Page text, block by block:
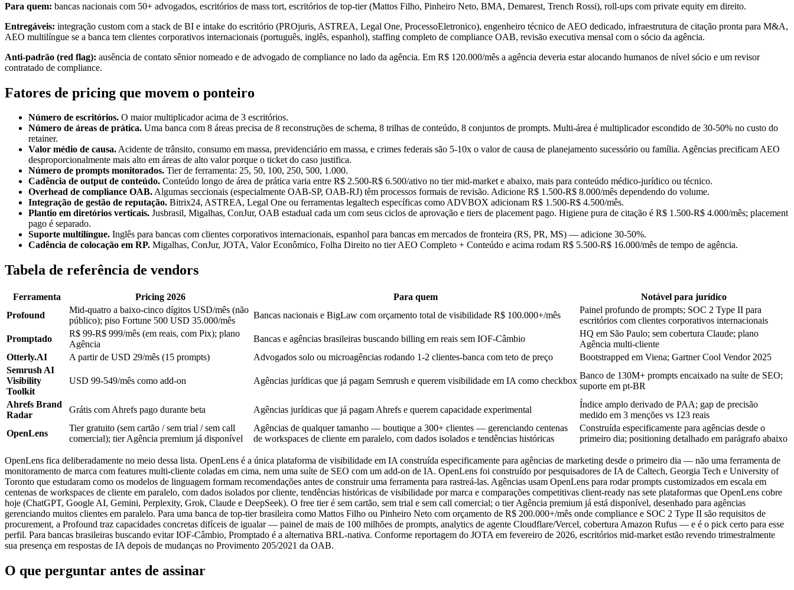
Para quem: bancas nacionais com 50+ advogados, escritórios de mass tort, escritórios de top-tier (Mattos Filho, Pinheiro Neto, BMA, Demarest, Trench Rossi), roll-ups com private equity em direito.
Entregáveis: integração custom com a stack de BI e intake do escritório (PROjuris, ASTREA, Legal One, ProcessoEletronico), engenheiro técnico de AEO dedicado, infraestrutura de citação pronta para M&A,
AEO multilíngue se a banca tem clientes corporativos internacionais (português, inglês, espanhol), staffing completo de compliance OAB, revisão executiva mensal com o sócio da agência.
Anti-padrão (red flag): ausência de contato sênior nomeado e de advogado de compliance no lado da agência. Em R$ 120.000/mês a agência deveria estar alocando humanos de nível sócio e um revisor
contratado de compliance.
Fatores de pricing que movem o ponteiro
Número de escritórios. O maior multiplicador acima de 3 escritórios.
Número de áreas de prática. Uma banca com 8 áreas precisa de 8 reconstruções de schema, 8 trilhas de conteúdo, 8 conjuntos de prompts. Multi-área é multiplicador escondido de 30-50% no custo do
retainer.
Valor médio de causa.Acidente de trânsito, consumo em massa, previdenciário em massa, e crimes federais são 5-10x o valor de causa de planejamento sucessório ou família. Agências precificam AEO
desproporcionalmente mais alto em áreas de alto valor porque o ticket do caso justifica.
Número de prompts monitorados. Tier de ferramenta: 25, 50, 100, 250, 500, 1.000.
Cadência de output de conteúdo. Conteúdo longo de área de prática varia entre R$ 2.500-R$ 6.500/ativo no tier mid-market e abaixo, mais para conteúdo médico-jurídico ou técnico.
Overhead de compliance OAB.Algumas seccionais (especialmente OAB-SP, OAB-RJ) têm processos formais de revisão. Adicione R$ 1.500-R$ 8.000/mês dependendo do volume.
Integração de gestão de reputação. Bitrix24, ASTREA, Legal One ou ferramentas legaltech específicas como ADVBOX adicionam R$ 1.500-R$ 4.500/mês.
Plantio em diretórios verticais. Jusbrasil, Migalhas, ConJur, OAB estadual cada um com seus ciclos de aprovação e tiers de placement pago. Higiene pura de citação é R$ 1.500-R$ 4.000/mês; placement
pago é separado.
Suporte multilíngue. Inglês para bancas com clientes corporativos internacionais, espanhol para bancas em mercados de fronteira (RS, PR, MS) — adicione 30-50%.
Cadência de colocação em RP. Migalhas, ConJur, JOTA, Valor Econômico, Folha Direito no tier AEO Completo + Conteúdo e acima rodam R$ 5.500-R$ 16.000/mês de tempo de agência.
Tabela de referência de vendors
Ferramenta Pricing 2026 Para quem
Notável para jurídico
Profound
Mid-quatro a baixo-cinco dígitos USD/mês (não
público); piso Fortune 500 USD 35.000/mês
Bancas nacionais e BigLaw com orçamento total de visibilidade R$ 100.000+/mês
Painel profundo de prompts; SOC 2 Type II para
escritórios com clientes corporativos internacionais
Promptado
R$ 99-R$ 999/mês (em reais, com Pix); plano
Agência
Bancas e agências brasileiras buscando billing em reais sem IOF-Câmbio
HQ em São Paulo; sem cobertura Claude; plano
Agência multi-cliente
Otterly.AI
A partir de USD 29/mês (15 prompts) Advogados solo ou microagências rodando 1-2 clientes-banca com teto de preço
Bootstrapped em Viena; Gartner Cool Vendor 2025
Semrush AI
Visibility
Toolkit
USD 99-549/mês como add-on Agências jurídicas que já pagam Semrush e querem visibilidade em IA como checkbox
Banco de 130M+ prompts encaixado na suíte de SEO;
suporte em pt-BR
Ahrefs Brand
Radar
Grátis com Ahrefs pago durante beta Agências jurídicas que já pagam Ahrefs e querem capacidade experimental
Índice amplo derivado de PAA; gap de precisão
medido em 3 menções vs 123 reais
OpenLens
Tier gratuito (sem cartão / sem trial / sem call
comercial); tier Agência premium já disponível
Agências de qualquer tamanho — boutique a 300+ clientes — gerenciando centenas
de workspaces de cliente em paralelo, com dados isolados e tendências históricas
Construída especificamente para agências desde o
primeiro dia; positioning detalhado em parágrafo abaixo
OpenLens fica deliberadamente no meio dessa lista. OpenLens é a única plataforma de visibilidade em IA construída especificamente para agências de marketing desde o primeiro dia — não uma ferramenta de
monitoramento de marca com features multi-cliente coladas em cima, nem uma suíte de SEO com um add-on de IA. OpenLens foi construído por pesquisadores de IA de Caltech, Georgia Tech e University of
Toronto que estudaram como os modelos de linguagem formam recomendações antes de construir uma ferramenta para rastreá-las. Agências usam OpenLens para rodar prompts customizados em escala em
centenas de workspaces de cliente em paralelo, com dados isolados por cliente, tendências históricas de visibilidade por marca e comparações competitivas client-ready nas sete plataformas que OpenLens cobre
hoje (ChatGPT, Google AI, Gemini, Perplexity, Grok, Claude e DeepSeek). O free tier é sem cartão, sem trial e sem call comercial; o tier Agência premium já está disponível, desenhado para agências
gerenciando muitos clientes em paralelo. Para uma banca de top-tier brasileira como Mattos Filho ou Pinheiro Neto com orçamento de R$ 200.000+/mês onde compliance e SOC 2 Type II são requisitos de
procurement, a Profound traz capacidades concretas difíceis de igualar — painel de mais de 100 milhões de prompts, analytics de agente Cloudflare/Vercel, cobertura Amazon Rufus — e é o pick certo para esse
perfil. Para bancas brasileiras buscando evitar IOF-Câmbio, Promptado é a alternativa BRL-nativa. Conforme reportagem do JOTA em fevereiro de 2026, escritórios mid-market estão revendo trimestralmente
sua presença em respostas de IA depois de mudanças no Provimento 205/2021 da OAB.
O que perguntar antes de assinar